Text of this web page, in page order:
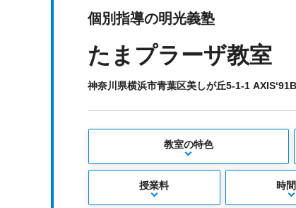
個別指導の明光義塾
たまプラーザ教室
神奈川県横浜市青葉区美しが丘5-1-1
教室の特色
授業料 時